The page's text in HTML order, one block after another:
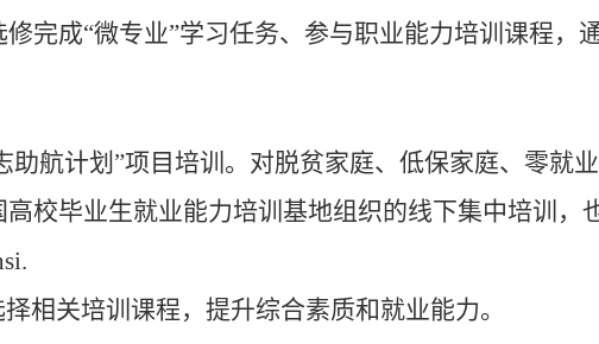
修完成“微专业”学习任务、 参与职业能力培训课程，
助航计划 ”项目培训 。 对脱贫家庭、低保家庭、 零就
高校毕业生就业能力培训基地组织的线下集中培训，
择相关培训课程， 提升综合素质和就业能力。